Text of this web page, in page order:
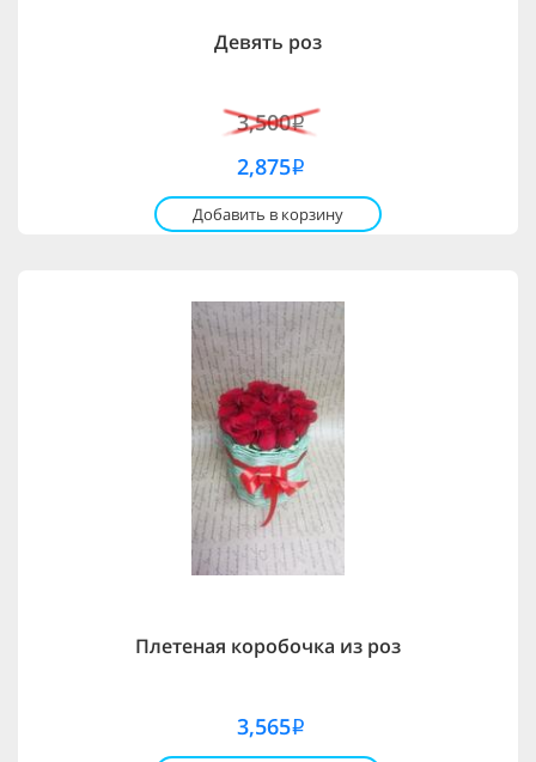
Девять роз
3,500i
2,875i
Добавить в корзину
Плетеная коробочка из роз
3,565i